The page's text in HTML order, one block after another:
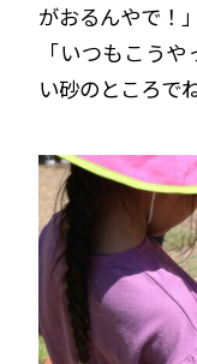
がおるんやで！」
「いつもこう
い砂のところで